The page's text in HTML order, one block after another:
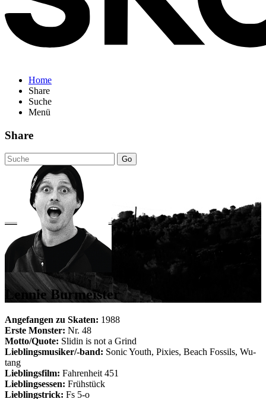
Home
Share
Suche
Menü
Share
Go
Lennie Burmeister
Angefangen zu Skaten: 1988
Erste Monster: Nr. 48
Motto/Quote: Slidin is not a Grind
Lieblingsmusiker/-band: Sonic Youth, Pixies, Beach Fossils, Wu-
tang
Lieblingsfilm: Fahrenheit 451
Lieblingsessen: Frühstück
Lieblingstrick: Fs 5-o